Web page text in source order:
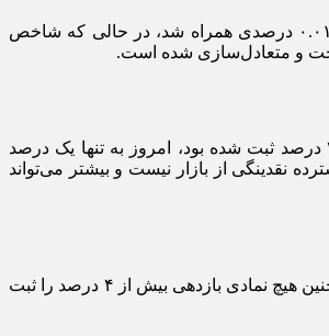
در پایان معاملات امروز، شاخص کل بورس ۰.۳۳ درصد رشد کرد و شاخص هم‌وزن نیز ۰.۱۲ درصد افزایش یافت. در فرابورس، اما شاخص کل با افت جزئی ۰.۰۱ درصدی همراه شد، در حالی که شاخص
مهم‌ترین داده معاملات امروز به رفتار سرمایه‌گذاران حقیقی مربوط می‌شود. خرید درصدی حقیقی‌ها که طی روز‌های اخیر به ترتیب ۵۶ درصد، ۱۸ درصد و ۲۰ درصد ثبت شده بود، امروز به تنها یک درصد
نقدینگی از بازار نیست و بیشتر می‌تواند
در معاملات امروز ۳۳۲ نماد در محدوده مثبت و ۳۲۴ نماد در محدوده منفی قرار گرفتند که نسبت به روز‌های گذشته از کاهش برتری سمت تقاضا حکایت دارد. همچنین هیچ نمادی بازدهی بیش از ۴ درصد را ثبت